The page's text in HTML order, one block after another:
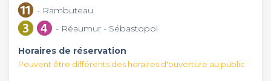
- Rambuteau
- Réaumur - Sébastopol
Horaires de réservation
Peuvent être différents des horaires d'ouverture au public